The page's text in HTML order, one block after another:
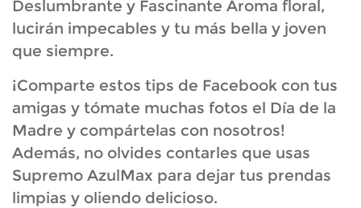
Deslumbrante y Fascinante Aroma floral,
lucirán impecables y tu más bella y joven
que siempre.
¡Comparte estos tips de Facebook con tus
amigas y tómate muchas fotos el Día de la
Madre y compártelas con nosotros!
Además, no olvides contarles que usas
Supremo AzulMax para dejar tus prendas
limpias y oliendo delicioso.